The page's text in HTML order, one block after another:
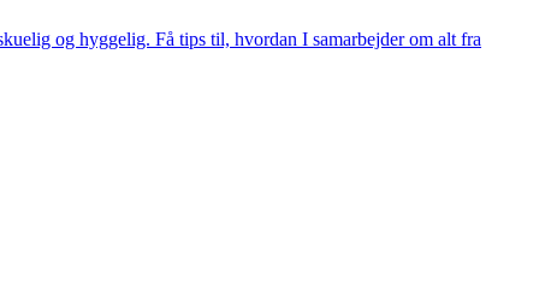
og hyggelig. Få tips til, hvordan I samarbejder om alt fra